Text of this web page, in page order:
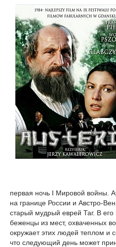
первая ночь I Мировой войны.
на границе России и Австро-
старый мудрый еврей Таг. В
беженцы из мест, охваченных
окружает этих людей теплом и
что следующий день может